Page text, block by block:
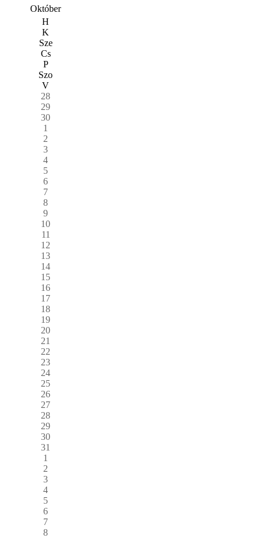
Október
H
K
Sze
Cs
P
Szo
V
28
29
30
1
2
3
4
5
6
7
8
9
10
11
12
13
14
15
16
17
18
19
20
21
22
23
24
25
26
27
28
29
30
31
1
2
3
4
5
6
7
8